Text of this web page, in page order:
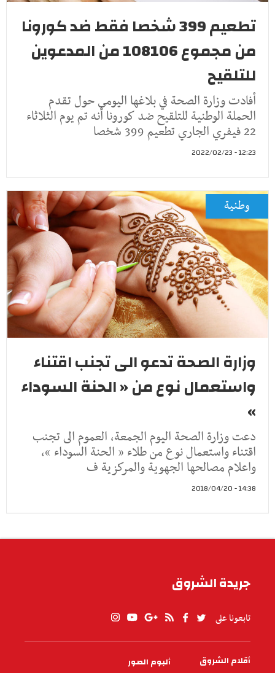
تطعيم 399 شخصا فقط ضد كورونا
من مجموع 108106 من المدعوين
للتلقيح
أفادت وزارة الصحة في بلاغها اليومي حول تقدم
الحملة الوطنية للتلقيح ضد كورونا أنه تم يوم الثلاثاء
22 فيفري الجاري تطعيم 399 شخصا
12:23 - 2022/02/23
وطنية
وزارة الصحة تدعو الى تجنب اقتناء
واستعمال نوع من « الحنة السوداء
»
دعت وزارة الصحة اليوم الجمعة، العموم الى تجنب
اقتناء واستعمال نوع من طلاء « الحنة السوداء »،
واعلام مصالحها الجهوية والمركزية ف
14:38 - 2018/04/20
جريدة الشروق
تابعونا على
PIED
أقلام الشروق
ألبوم الصور